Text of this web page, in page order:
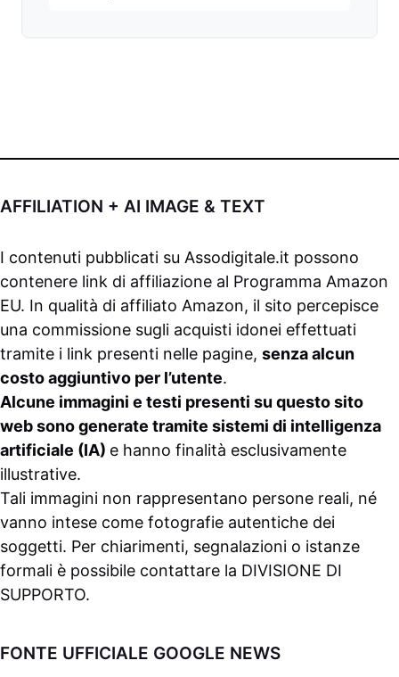
AFFILIATION + AI IMAGE & TEXT
I contenuti pubblicati su Assodigitale.it possono
contenere link di affiliazione al Programma Amazon
EU. In qualità di affiliato Amazon, il sito percepisce
una commissione sugli acquisti idonei effettuati
tramite i link presenti nelle pagine, senza alcun
costo aggiuntivo per l’utente.
Alcune immagini e testi presenti su questo sito
web sono generate tramite sistemi di intelligenza
artificiale (IA) e hanno finalità esclusivamente
illustrative.
Tali immagini non rappresentano persone reali, né
vanno intese come fotografie autentiche dei
soggetti. Per chiarimenti, segnalazioni o istanze
formali è possibile contattare la DIVISIONE DI
SUPPORTO.
FONTE UFFICIALE GOOGLE NEWS